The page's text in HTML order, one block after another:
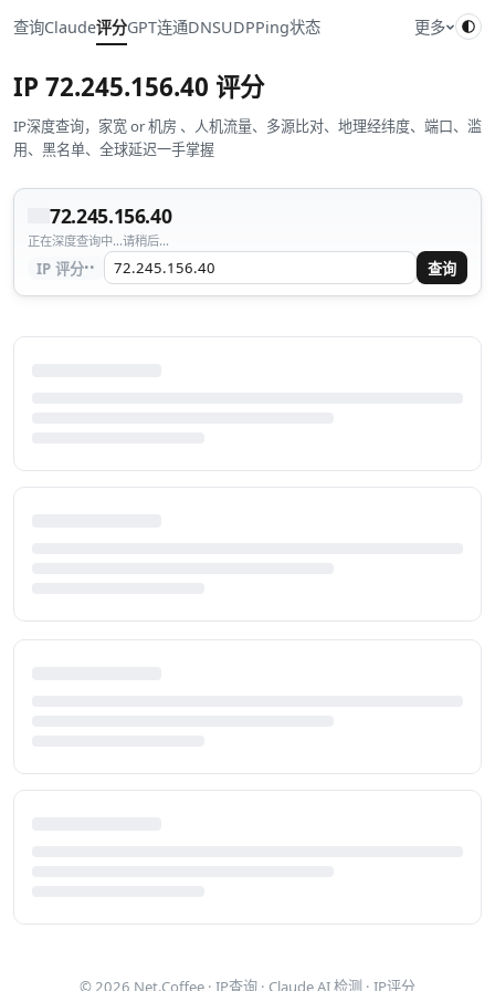
查询Claude评分GPT连通DNSUDPPing状态 更多
IP 72.245.156.40 评分
IP深度查询，家宽 or 机房 、人机流量、多源比对、地理经纬度、端口、滥
用、黑名单、全球延迟一手掌握
72.245.156.40
正在深度查询中...请稍后...
IP 评分·· 查询
© 2026 Net.Coffee · IP查询 · Claude AI 检测 · IP评分